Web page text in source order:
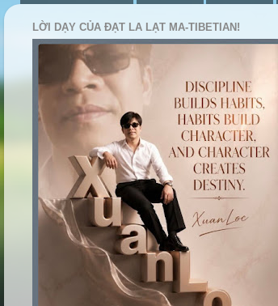
LỜI DẠY CỦA ĐẠT LA LẠT MA-TIBETIAN!